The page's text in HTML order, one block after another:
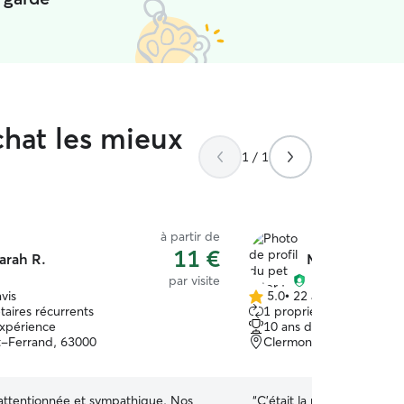
les mieux
1 / 1
R.
à partir de
11 €
par visite
récurrents
Ferrand, 63000
et sympathique. Nos
Mégane B.
5.0 étoile(s)
sur
5
5.0• 22 avis
1 propriétaire récurrent
10 ans d'expérience
Clermont-Ferrand,
“C’était la première fois